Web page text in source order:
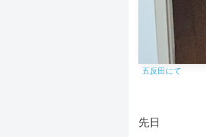
五反田にて
先日